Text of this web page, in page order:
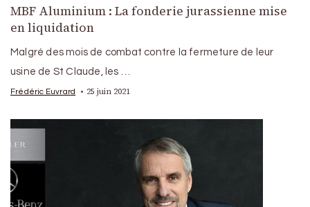
MBF Aluminium : La fonderie jurassienne mise
en liquidation
Malgré des mois de combat contre la fermeture de leur
usine de St Claude, les …
Frédéric Euvrard 25 juin 2021